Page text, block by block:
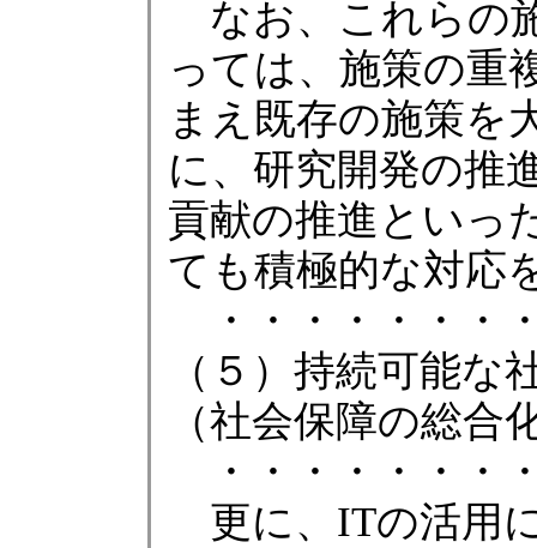
なお、これらの
っては、施策の重
まえ既存の施策を
に、研究開発の推
貢献の推進といっ
ても積極的な対応
・・・・・・・
（５）持続可能な
（社会保障の総合
・・・・・・・
更に、ITの活用